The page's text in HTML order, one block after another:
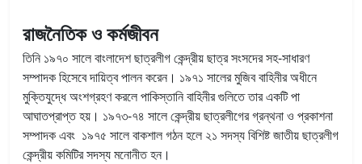
রাজনৈতিক ও কর্মজীবন
তিনি ১৯৭০ সালে বাংলাদেশ ছাত্রলীগ কেন্দ্রীয় ছাত্র সংসদের সহ-সাধারণ
সম্পাদক হিসেবে দায়িত্ব পালন করেন। ১৯৭১ সালের মুজিব বাহিনীর অধীনে
মুক্তিযুদ্ধে অংশগ্রহণ করলে পাকিস্তানি বাহিনীর গুলিতে তার একটি পা
আঘাতপ্রাপ্ত হয়। ১৯৭৩-৭৪ সালে কেন্দ্রীয় ছাত্রলীগের গ্রন্থনা ও প্রকাশনা
সম্পাদক এবং ১৯৭৫ সালে বাকশাল গঠন হলে ২১ সদস্য বিশিষ্ট জাতীয় ছাত্রলীগ
কেন্দ্রীয় কমিটির সদস্য মনোনীত হন।